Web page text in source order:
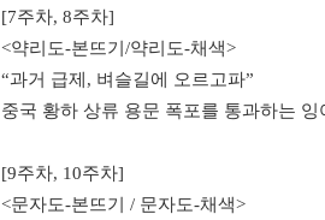
[7주차, 8주차]
<약리도-본뜨기/약리도-채색>
“과거 급제, 벼슬길에 오르고파”
중국 황하 상류 용문 폭포를 통과하는
[9주차, 10주차]
<문자도-본뜨기 / 문자도-채색>